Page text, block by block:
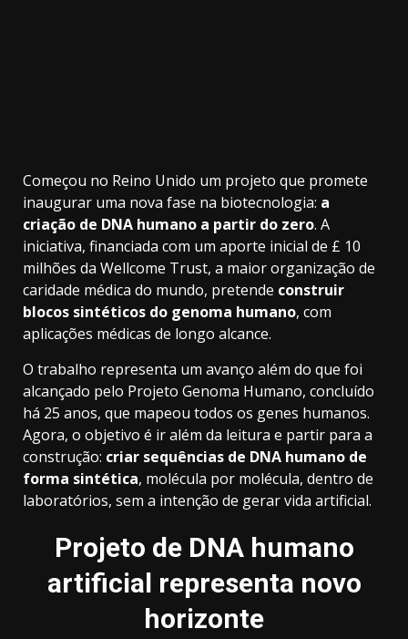
Começou no Reino Unido um projeto que promete
inaugurar uma nova fase na biotecnologia: a
criação de DNA humano a partir do zero. A
iniciativa, financiada com um aporte inicial de £ 10
milhões da Wellcome Trust, a maior organização de
caridade médica do mundo, pretende construir
blocos sintéticos do genoma humano, com
aplicações médicas de longo alcance.
O trabalho representa um avanço além do que foi
alcançado pelo Projeto Genoma Humano, concluído
há 25 anos, que mapeou todos os genes humanos.
Agora, o objetivo é ir além da leitura e partir para a
construção: criar sequências de DNA humano de
forma sintética, molécula por molécula, dentro de
laboratórios, sem a intenção de gerar vida artificial.
Projeto de DNA humano
artificial representa novo
horizonte